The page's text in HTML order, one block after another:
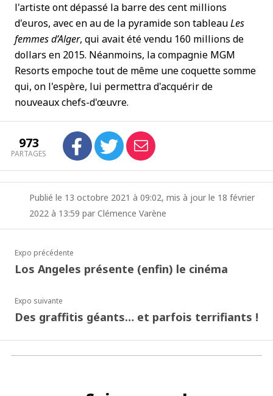
l'artiste ont dépassé la barre des cent millions
d'euros, avec en au de la pyramide son tableauLes
femmes d’Alger, qui avait été vendu 160 millions de
dollars en 2015. Néanmoins, la compagnie MGM
Resorts empoche tout de même une coquette somme
qui, on l'espère, lui permettra d'acquérir de
nouveaux chefs-d'œuvre.
973
PARTAGES
Publié le 13 octobre 2021 à 09:02, mis à jour le 18 février
2022 à 13:59 par Clémence Varène
Expo précédente
Los Angeles présente (enfin) le cinéma
Expo suivante
Des graffitis géants… et parfois terrifiants !